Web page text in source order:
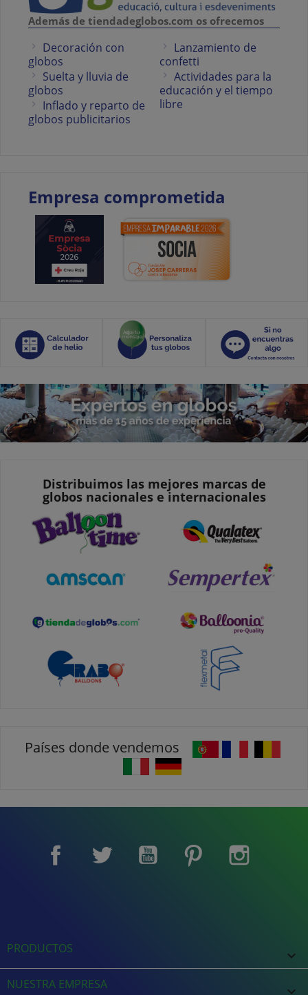
Además de tiendadeglobos.com os ofrecemos
Decoración con
globos
Suelta y lluvia de
globos
Inflado y reparto de
globos publicitarios
Lanzamiento de
confetti
Actividades para la
educación y el tiempo
libre
Empresa comprometida
Distribuimos las mejores marcas de
globos nacionales e internacionales
Países donde vendemos
Facebook Twitter YouTube Pinterest
PRODUCTOS 
NUESTRA EMPRESA 